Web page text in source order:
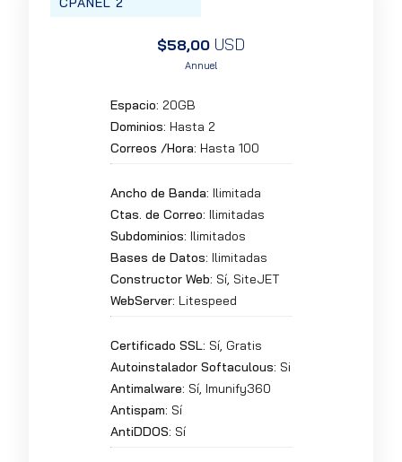
$58,00 USD
Annuel
Espacio: 20GB
Dominios: Hasta 2
Correos /Hora: Hasta 100
Ancho de Banda: Ilimitada
Ctas. de Correo: Ilimitadas
Subdominios: Ilimitados
Bases de Datos: Ilimitadas
Constructor Web: Sí, SiteJET
WebServer: Litespeed
Certificado SSL: Sí, Gratis
Autoinstalador Softaculous: Si
Antimalware: Sí, Imunify360
Antispam: Sí
AntiDDOS: Sí